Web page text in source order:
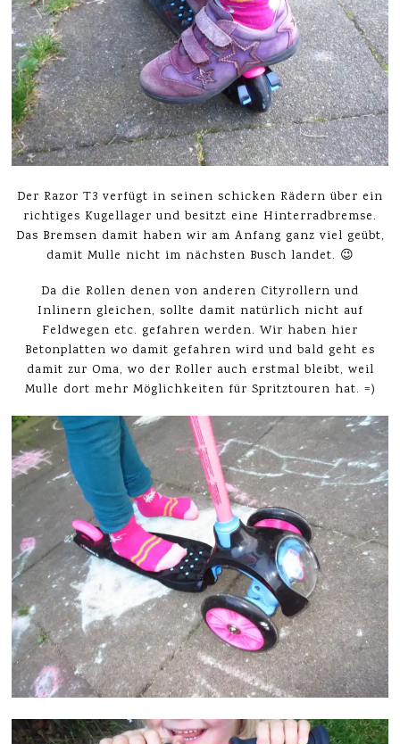
Der Razor T3 verfügt in seinen schicken Rädern über ein
richtiges Kugellager und besitzt eine Hinterradbremse.
Das Bremsen damit haben wir am Anfang ganz viel geübt,
damit Mulle nicht im nächsten Busch landet. 😉
Da die Rollen denen von anderen Cityrollern und
Inlinern gleichen, sollte damit natürlich nicht auf
Feldwegen etc. gefahren werden. Wir haben hier
Betonplatten wo damit gefahren wird und bald geht es
damit zur Oma, wo der Roller auch erstmal bleibt, weil
Mulle dort mehr Möglichkeiten für Spritztouren hat. =)